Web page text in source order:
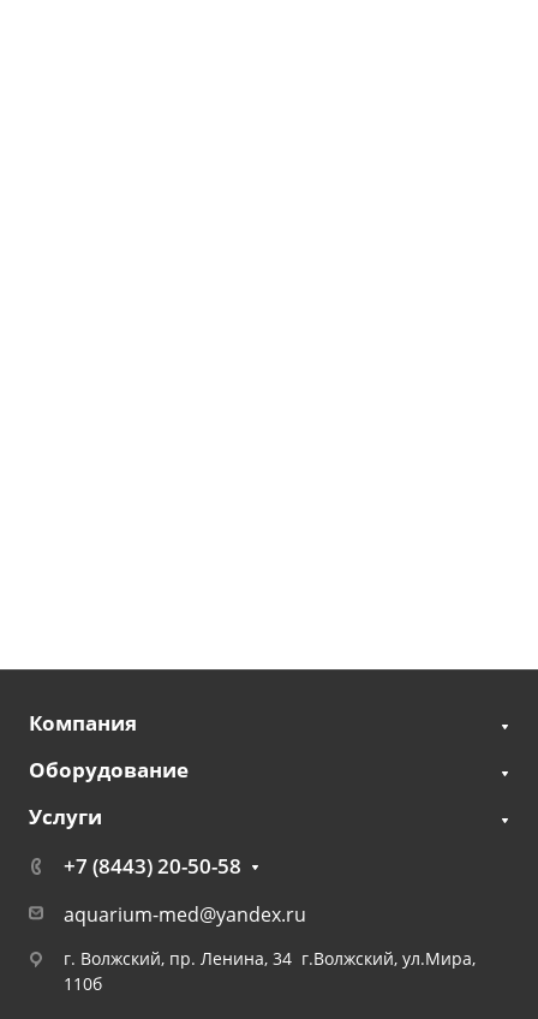
Компания
Оборудование
Услуги
+7 (8443) 20-50-58
aquarium-med@yandex.ru
г. Волжский, пр. Ленина, 34 г.Волжский, ул.Мира,
110б